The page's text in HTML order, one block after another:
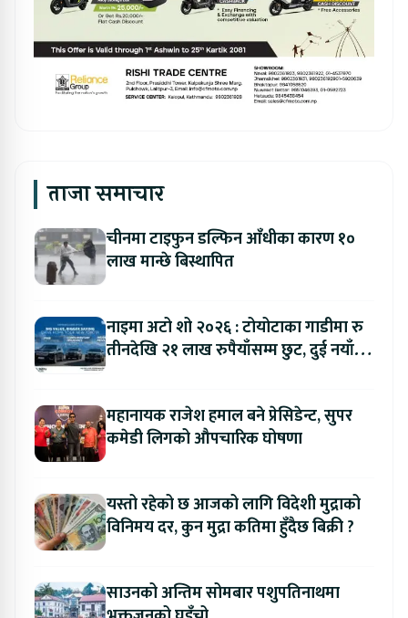
ताजा समाचार
चीनमा टाइफुन डल्फिन आँधीका कारण १०
लाख मान्छे बिस्थापित
नाइमा अटो शो २०२६ : टोयोटाका गाडीमा रु
तीनदेखि २१ लाख रुपैयाँसम्म छुट, दुई नयाँ
महानायक राजेश हमाल बने प्रेसिडेन्ट, सुपर
कमेडी लिगको औपचारिक घोषणा
यस्तो रहेको छ आजको लागि विदेशी मुद्राको
विनिमय दर, कुन मुद्रा कतिमा हुँदैछ बिक्री ?
साउनको अन्तिम सोमबार पशुपतिनाथमा